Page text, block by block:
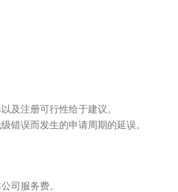
及注册可行性给于建议。
错误而发生的申请周期的延误。
司服务费。